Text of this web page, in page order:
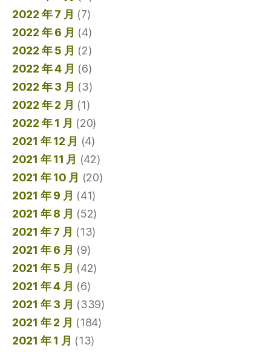
2022 年 7 月 (7)
2022 年 6 月 (4)
2022 年 5 月 (2)
2022 年 4 月 (6)
2022 年 3 月 (3)
2022 年 2 月 (1)
2022 年 1 月 (20)
2021 年 12 月 (4)
2021 年 11 月 (42)
2021 年 10 月 (20)
2021 年 9 月 (41)
2021 年 8 月 (52)
2021 年 7 月 (13)
2021 年 6 月 (9)
2021 年 5 月 (42)
2021 年 4 月 (6)
2021 年 3 月 (339)
2021 年 2 月 (184)
2021 年 1 月 (13)